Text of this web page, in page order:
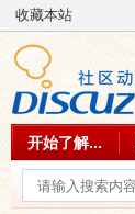
收藏本站
开始了解...